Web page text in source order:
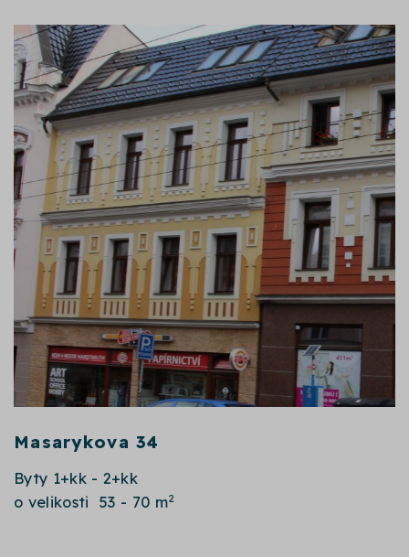
Masarykova 34
Byty 1+kk - 2+kk
o velikosti 53 - 70 m2